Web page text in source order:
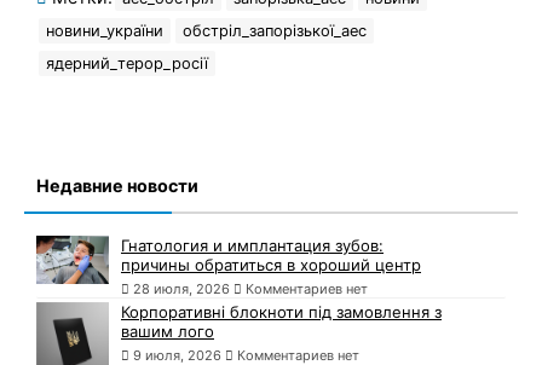
новини_україни
обстріл_запорізької_аес
ядерний_терор_росії
Недавние новости
Гнатология и имплантация зубов:
причины обратиться в хороший центр
28 июля, 2026 Комментариев нет
Корпоративні блокноти під замовлення з
вашим лого
9 июля, 2026 Комментариев нет